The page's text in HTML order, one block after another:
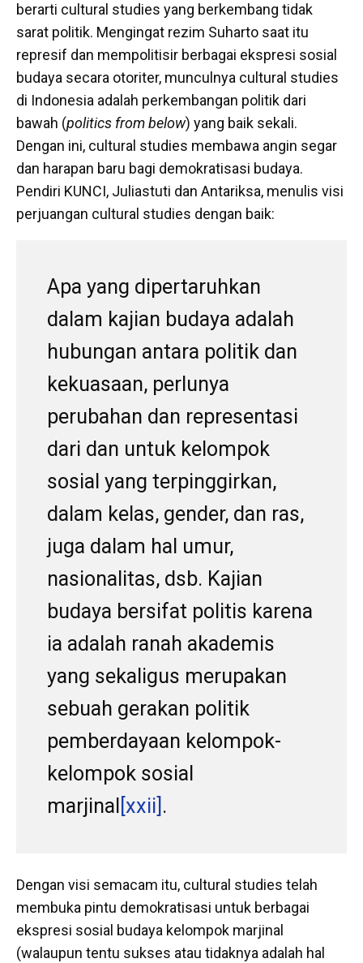
berarti cultural studies yang berkembang tidak
sarat politik. Mengingat rezim Suharto saat itu
represif dan mempolitisir berbagai ekspresi sosial
budaya secara otoriter, munculnya cultural studies
di Indonesia adalah perkembangan politik dari
bawah (politics from below) yang baik sekali.
Dengan ini, cultural studies membawa angin segar
dan harapan baru bagi demokratisasi budaya.
Pendiri KUNCI, Juliastuti dan Antariksa, menulis visi
perjuangan cultural studies dengan baik:
Apa yang dipertaruhkan
dalam kajian budaya adalah
hubungan antara politik dan
kekuasaan, perlunya
perubahan dan representasi
dari dan untuk kelompok
sosial yang terpinggirkan,
dalam kelas, gender, dan ras,
juga dalam hal umur,
nasionalitas, dsb. Kajian
budaya bersifat politis karena
ia adalah ranah akademis
yang sekaligus merupakan
sebuah gerakan politik
pemberdayaan kelompok-
kelompok sosial
marjinal [xxii] .
Dengan visi semacam itu, cultural studies telah
membuka pintu demokratisasi untuk berbagai
ekspresi sosial budaya kelompok marjinal
(walaupun tentu sukses atau tidaknya adalah hal